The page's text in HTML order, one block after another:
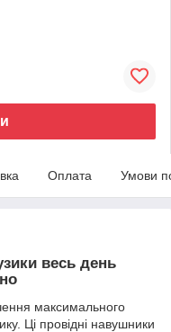
Оплата Умови
весь день
максимального
Ці провідні навушники